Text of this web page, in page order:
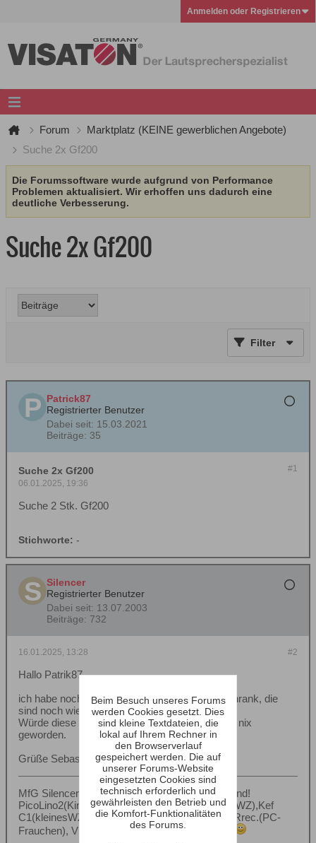
Anmelden oder Registrieren
Forum
Marktplatz (KEINE gewerblichen Angebote)
Suche 2x Gf200
Die Forumssoftware wurde aufgrund von Performance
Problemen aktualisiert. Wir erhoffen uns dadurch eine
deutliche Verbesserung.
Suche 2x Gf200
Filter
Patrick87
Registrierter Benutzer
Dabei seit: 15.03.2021
Beiträge: 35
#1
Suche 2x Gf200
06.01.2025, 19:36
Suche 2 Stk. Gf200
Stichworte: -
Silencer
Registrierter Benutzer
Dabei seit: 13.07.2003
Beiträge: 732
#2
16.01.2025, 13:28
Hallo Patrik87,
ich habe noch 2x GF200 in meinem Materialschrank, die
sind noch wie neu, waren nur einmal verbaut.
Würde diese für 250€ abgeben, mein Projekt ist nix
geworden.
Grüße Sebastian
MfG Silencer Visaton und anderer Marken Freund!
PicoLino2(Kinderzimmer), BK208 mit Fe206en(WZ),Kef
C1(kleinesWZ), SeasKoaxBR(PC), Fe103nv BRrec.(PC-
Frauchen), Vifantastisch(Bad) und viele Andere
Beim Besuch unseres Forums
werden Cookies gesetzt. Dies
sind kleine Textdateien, die
lokal auf Ihrem Rechner in
den Browserverlauf
gespeichert werden. Die auf
unserer Forums-Website
eingesetzten Cookies sind
technisch erforderlich und
gewährleisten den Betrieb und
die Komfort-Funktionalitäten
des Forums.